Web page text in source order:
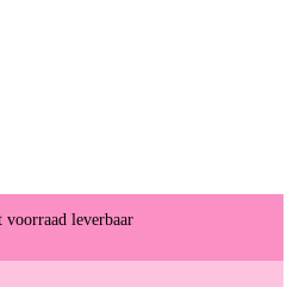
leverbaar
vanaf €30,- (NL & BE)